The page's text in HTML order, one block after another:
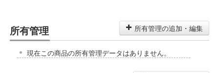
所有管理 所有管理の追加・編集
現在この商品の所有管理データはありません。